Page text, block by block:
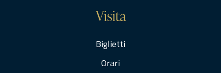
Visita
Biglietti
Orari